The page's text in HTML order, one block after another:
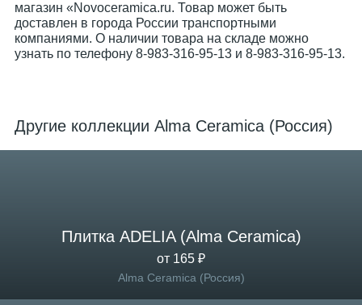
магазин «Novoceramica.ru. Товар может быть
доставлен в города России транспортными
компаниями. О наличии товара на складе можно
узнать по телефону 8-983-316-95-13 и 8-983-316-95-13.
Другие коллекции Alma Ceramica (Россия)
Плитка ADELIA (Alma Ceramica)
от 165 ₽
Alma Ceramica (Россия)